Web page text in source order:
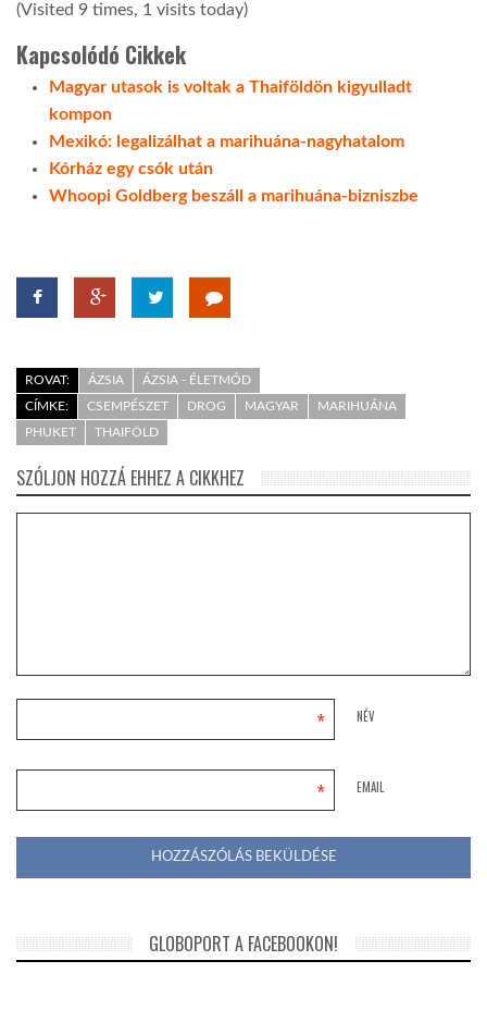
DOBRAVERO.HU
LATIMO.HU
GLOBOBOOK
(Visited 9 times, 1 visits today)
Kapcsolódó Cikkek
Magyar utasok is voltak a Thaiföldön kigyulladt
kompon
Mexikó: legalizálhat a marihuána-nagyhatalom
Kórház egy csók után
Whoopi Goldberg beszáll a marihuána-bizniszbe
ROVAT: ÁZSIA
ÁZSIA - ÉLETMÓD
CÍMKE:
CSEMPÉSZET DROG MAGYAR
MARIHUÁNA
PHUKET
THAIFÖLD
SZÓLJON HOZZÁ EHHEZ A CIKKHEZ
NÉV
*
EMAIL
*
GLOBOPORT A FACEBOOKON!